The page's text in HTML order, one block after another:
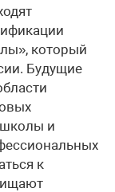
который
Будущие
школы и
к